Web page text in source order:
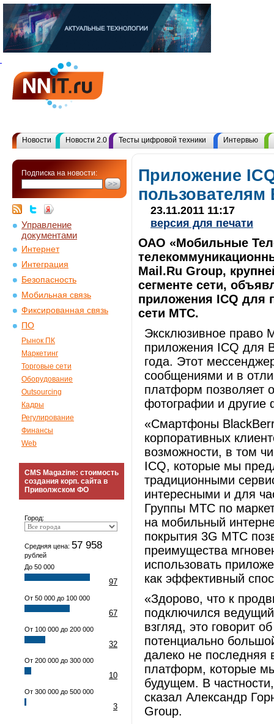
Новости Новости 2.0 Тесты цифровой техники Интервью
Подписка на новости:
Управление
документами
Интернет
Интеграция
Безопасность
Мобильная связь
Фиксированная связь
ПО
Рынок ПК
Маркетинг
Торговые сети
Оборудование
Outsourcing
Кадры
Регулирование
Финансы
Web
CMS Magazine: стоимость
создания корп. сайта в
Приволжском ФО
Город:
Средняя цена: 57 958
рублей
До 50 000
97
От 50 000 до 100 000
67
От 100 000 до 200 000
32
От 200 000 до 300 000
10
От 300 000 до 500 000
3
Приложение
23.11.2011 11:17
версия для печати
ОАО «Мобильные
Mail.Ru Group,
сегменте сети,
приложения ICQ для
сети МТС.
Эксклюзивное право
приложения ICQ для
года. Этот
сообщениями и в
платформ позволяет
фотографии и другие
«Смартфоны
корпоративных
возможности, в том
ICQ, которые мы
традиционными
интересными и для
Группы МТС по
на мобильный
покрытия 3G МТС
преимущества
использовать
как эффективный
«Здорово, что к
подключился
взгляд, это говорит
потенциально
далеко не последняя
платформ, которые
будущем. В
сказал Александр
Group.